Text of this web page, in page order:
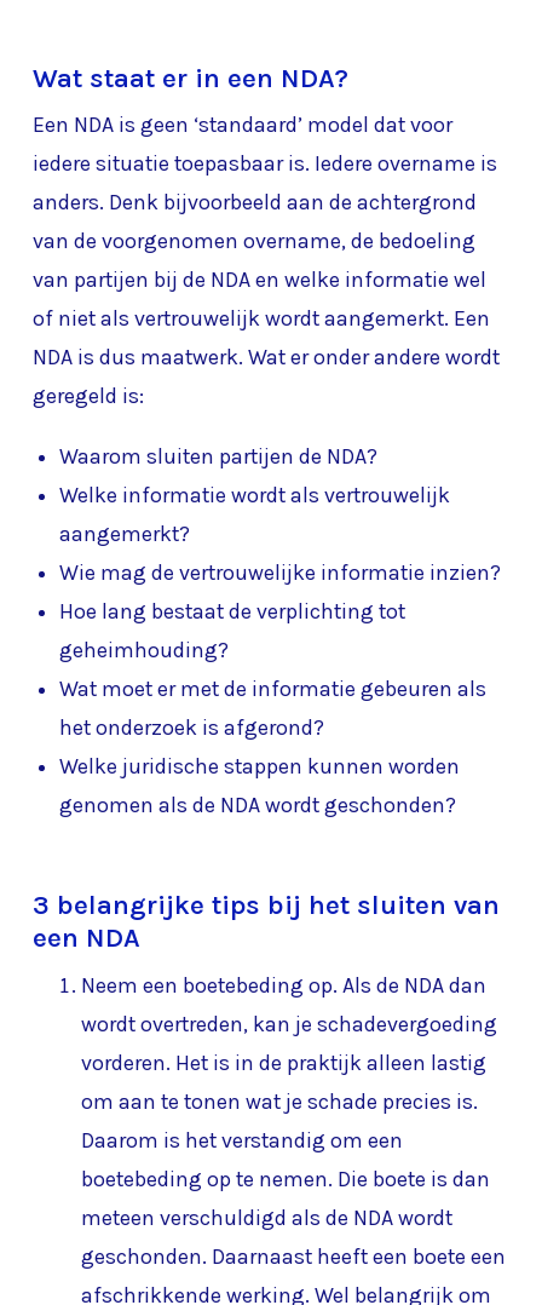
Wat staat er in een NDA?
Een NDA is geen ‘standaard’ model dat voor
iedere situatie toepasbaar is. Iedere overname is
anders. Denk bijvoorbeeld aan de achtergrond
van de voorgenomen overname, de bedoeling
van partijen bij de NDA en welke informatie wel
of niet als vertrouwelijk wordt aangemerkt. Een
NDA is dus maatwerk. Wat er onder andere wordt
geregeld is:
Waarom sluiten partijen de NDA?
Welke informatie wordt als vertrouwelijk
aangemerkt?
Wie mag de vertrouwelijke informatie inzien?
Hoe lang bestaat de verplichting tot
geheimhouding?
Wat moet er met de informatie gebeuren als
het onderzoek is afgerond?
Welke juridische stappen kunnen worden
genomen als de NDA wordt geschonden?
3 belangrijke tips bij het sluiten van
een NDA
Neem een boetebeding op. Als de NDA dan
wordt overtreden, kan je schadevergoeding
vorderen. Het is in de praktijk alleen lastig
om aan te tonen wat je schade precies is.
Daarom is het verstandig om een
boetebeding op te nemen. Die boete is dan
meteen verschuldigd als de NDA wordt
geschonden. Daarnaast heeft een boete een
afschrikkende werking. Wel belangrijk om